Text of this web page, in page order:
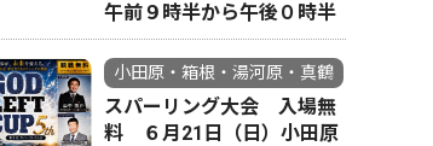
午前９時半から午後０時半
小田原・箱根・湯河原・真鶴
スパーリング大会 入場無
料 ６月21日（日）小田原